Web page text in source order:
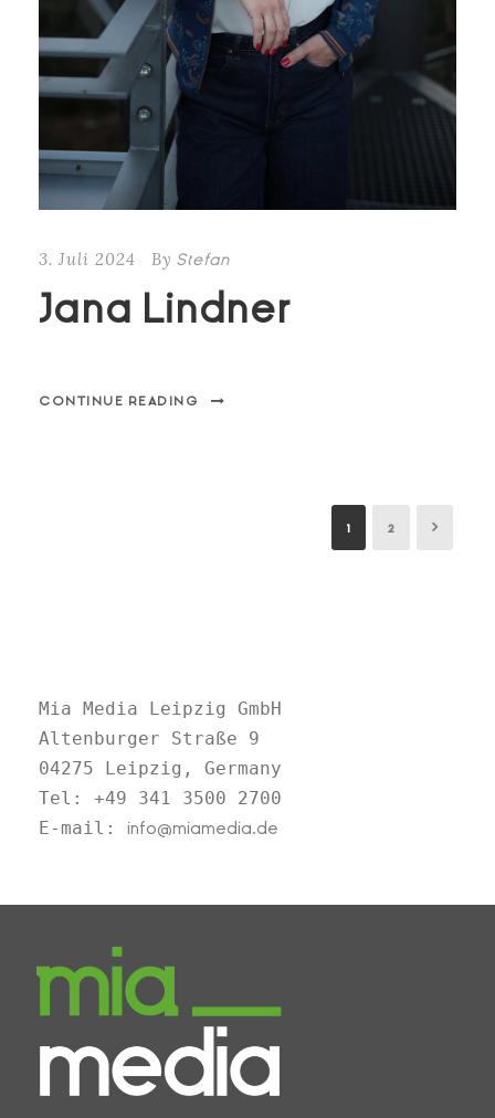
3. Juli 2024 By Stefan
Jana Lindner
CONTINUE READING
1 2
Mia Media Leipzig GmbH
Altenburger Straße 9
04275 Leipzig, Germany
Tel: +49 341 3500 2700
E-mail: info@miamedia.de